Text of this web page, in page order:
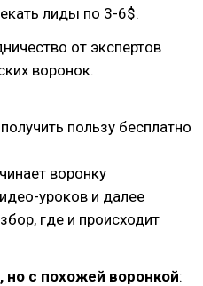
лиды по 3-6$.
от экспертов
воронок.
пользу бесплатно
воронку
уроков и далее
где и происходит
с похожей воронкой: